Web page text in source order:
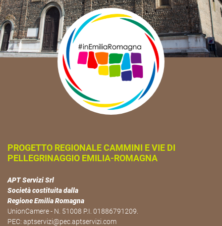
PROGETTO REGIONALE CAMMINI E VIE DI
PELLEGRINAGGIO EMILIA-ROMAGNA
APT Servizi Srl
Società costituita dalla
Regione Emilia Romagna
UnionCamere - N. 51008 P.I. 01886791209.
PEC: aptservizi@pec.aptservizi.com